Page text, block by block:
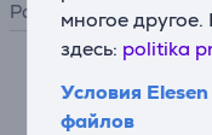
многое
здесь: politika
Условия
файлов
Радиотюнер